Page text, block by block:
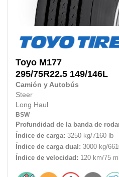
Toyo M177
295/75R22.5 149/146L
Camión y Autobús
Steer
Long Haul
BSW
Profundidad de la banda de
Índice de carga: 3250 kg/7160 lb
Índice de carga dual: 3000 kg/
Índice de velocidad: 120 km/75 mi